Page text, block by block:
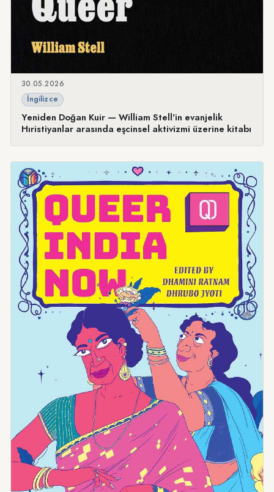
30.05.2026
İngilizce
Yeniden Doğan Kuir — William Stell'in evanjelik
Hıristiyanlar arasında eşcinsel aktivizmi üzerine kitabı